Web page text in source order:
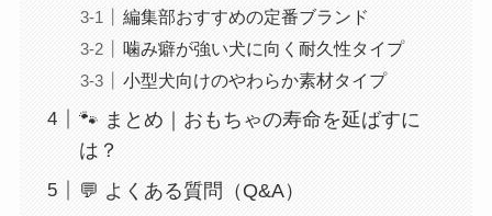
編集部おすすめの定番ブランド
噛み癖が強い犬に向く耐久性タイプ
小型犬向けのやわらか素材タイプ
🐾 まとめ｜おもちゃの寿命を延ばすに
は？
💬 よくある質問（Q&A）